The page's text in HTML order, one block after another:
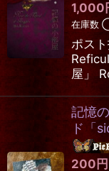
1,000
在庫数
ポス
屋」
記憶
ド「
200 円